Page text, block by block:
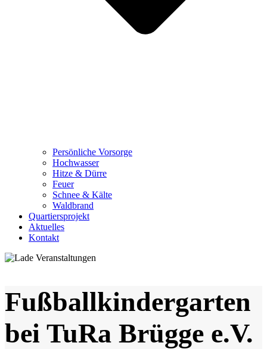
Persönliche Vorsorge
Hochwasser
Hitze & Dürre
Feuer
Schnee & Kälte
Waldbrand
Quartiersprojekt
Aktuelles
Kontakt
Fußballkindergarten
bei TuRa Brügge e.V.